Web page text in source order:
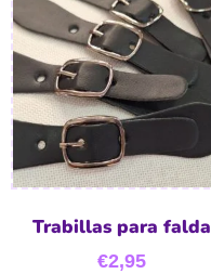
Trabillas para falda
€2,95